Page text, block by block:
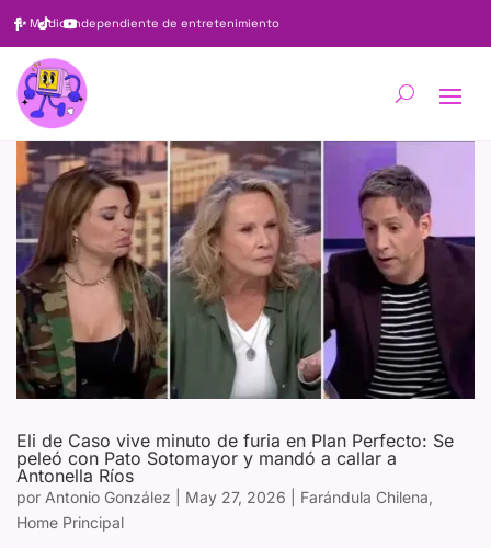
✨ Medio independiente de entretenimiento
Eli de Caso vive minuto de furia en Plan Perfecto: Se
peleó con Pato Sotomayor y mandó a callar a
Antonella Ríos
por Antonio González May 27, 2026 Farándula Chilena,
Home Principal